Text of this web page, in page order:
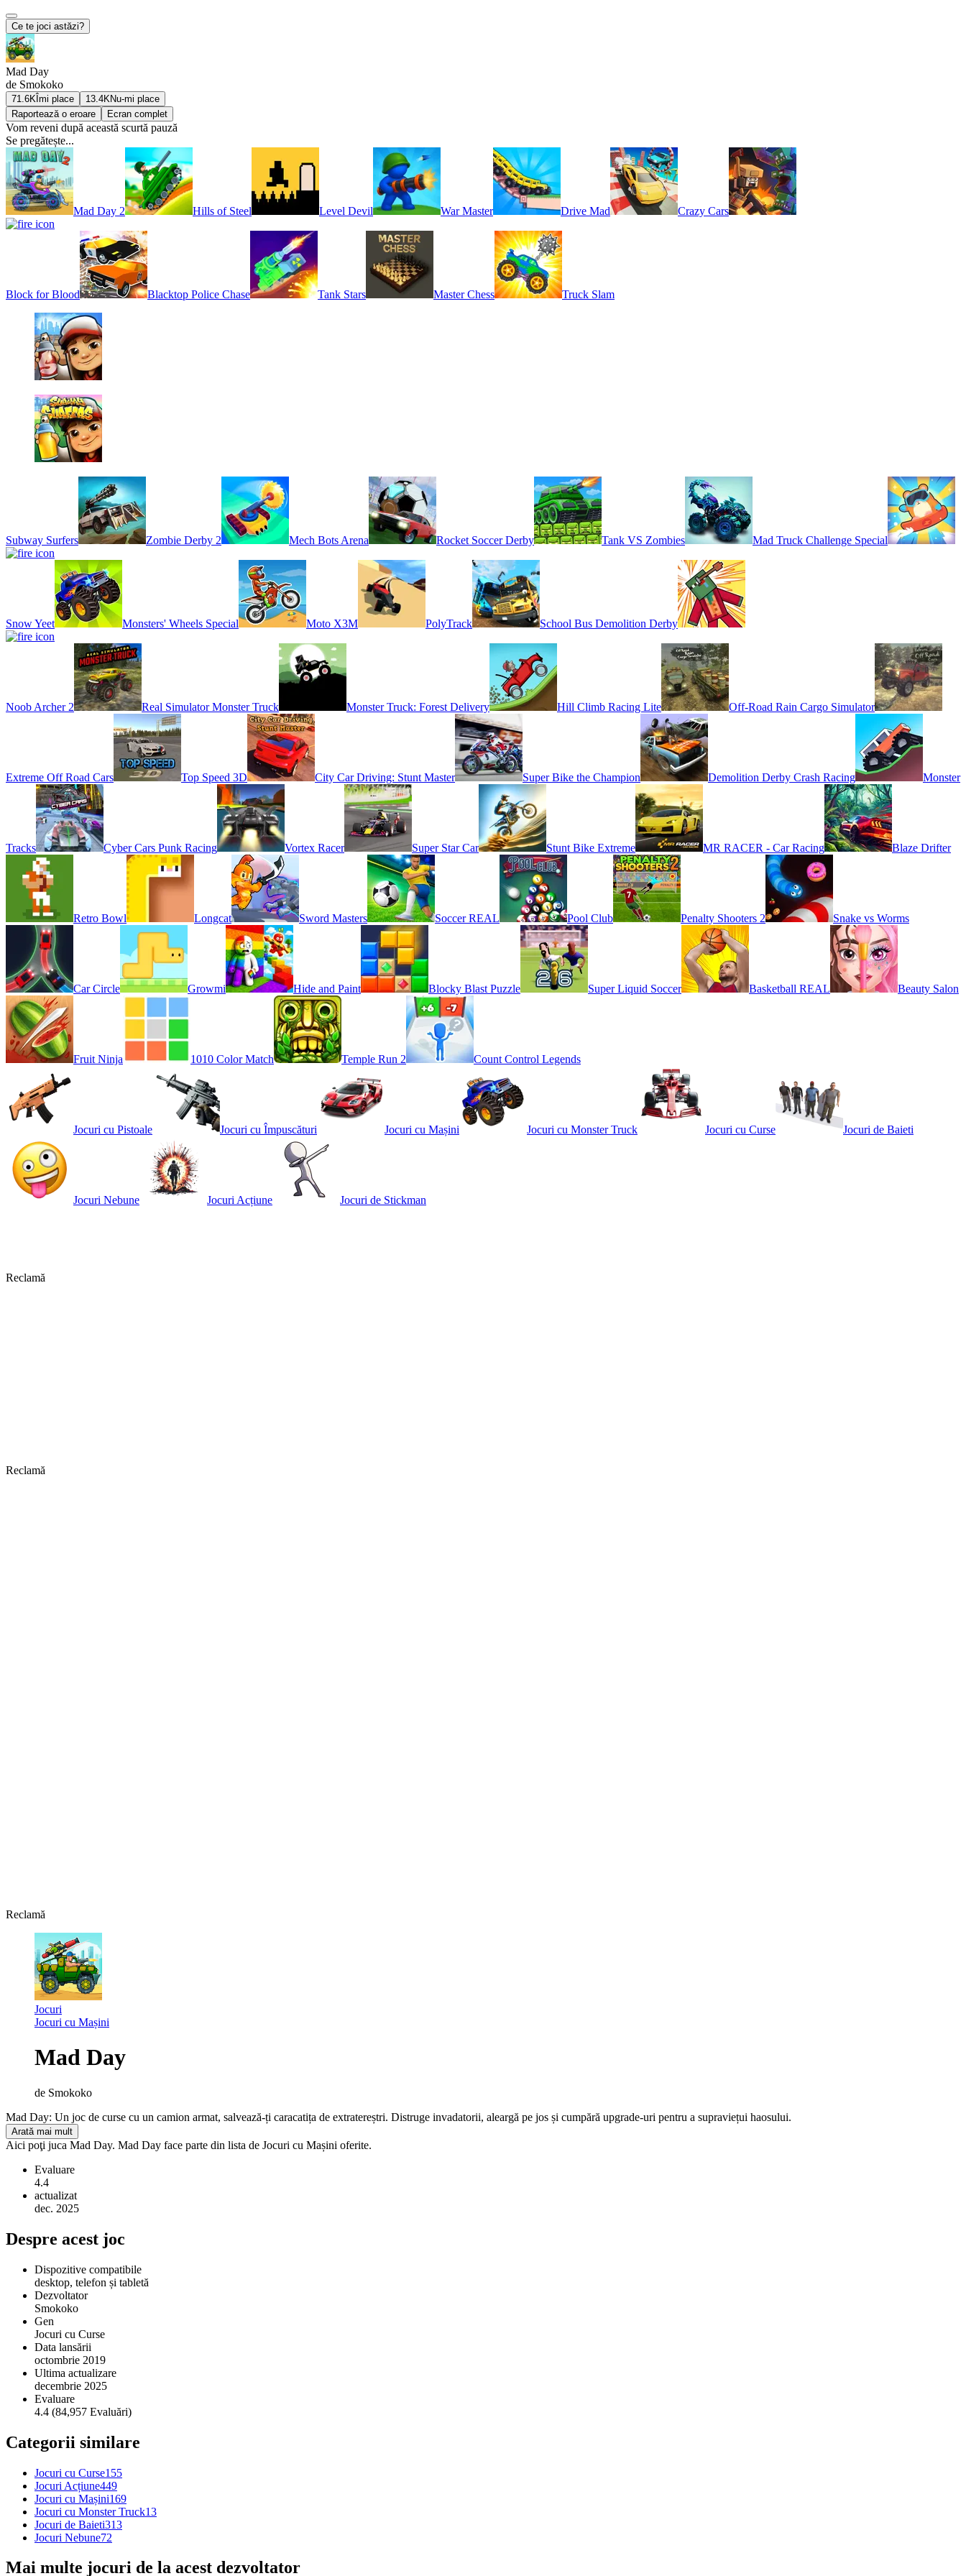
Ce te joci astăzi?
Mad Day
de Smokoko
71.6K Îmi place 13.4KNu-mi place
Raportează o eroare
Ecran complet
Vom reveni după această scurtă pauză
Se pregătește...
Mad Day 2 Hills of Steel Level Devil War Master Drive Mad Crazy Cars
Block for Blood Blacktop Police Chase Tank Stars Master Chess Truck Slam
Subway Surfers Zombie Derby 2 Mech Bots Arena Rocket Soccer Derby Tank VS Zombies Mad Truck Challenge Special
Snow Yeet Monsters' Wheels Special Moto X3M PolyTrack School Bus Demolition Derby
Noob Archer 2 Real Simulator Monster Truck Monster Truck: Forest Delivery Hill Climb Racing Lite Off-Road Rain Cargo Simulator
Extreme Off Road Cars Top Speed 3D City Car Driving: Stunt Master Super Bike the Champion Demolition Derby Crash Racing Monster
Tracks Cyber Cars Punk Racing Vortex Racer Super Star Car Stunt Bike Extreme MR RACER - Car Racing Blaze Drifter
Retro Bowl Longcat Sword Masters Soccer REAL Pool Club Penalty Shooters 2 Snake vs Worms
Car Circle Growmi Hide and Paint Blocky Blast Puzzle Super Liquid Soccer Basketball REAL Beauty Salon
Fruit Ninja 1010 Color Match Temple Run 2 Count Control Legends
Jocuri cu Pistoale Jocuri cu Împuscături Jocuri cu Mașini Jocuri cu Monster Truck Jocuri cu Curse Jocuri de Baieti
Jocuri Nebune Jocuri Acțiune Jocuri de Stickman
Reclamă
Reclamă
Reclamă
Jocuri
Jocuri cu Mașini
Mad Day
de Smokoko
Mad Day: Un joc de curse cu un camion armat, salvează-ți caracatița de extratereștri. Distruge invadatorii, aleargă pe jos și cumpără upgrade-uri pentru a supraviețui haosului.
Arată mai mult
Aici poţi juca Mad Day. Mad Day face parte din lista de Jocuri cu Mașini oferite.
Evaluare
4.4
actualizat
dec. 2025
Despre acest joc
Dispozitive compatibile
desktop, telefon și tabletă
Dezvoltator
Smokoko
Gen
Jocuri cu Curse
Data lansării
octombrie 2019
Ultima actualizare
decembrie 2025
Evaluare
4.4 (84,957 Evaluări)
Categorii similare
Jocuri cu Curse155
Jocuri Acțiune449
Jocuri cu Mașini169
Jocuri cu Monster Truck13
Jocuri de Baieti313
Jocuri Nebune72
Mai multe jocuri de la acest dezvoltator